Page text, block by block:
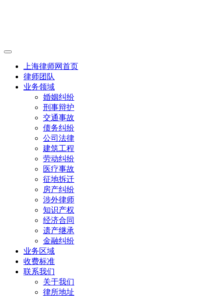
上海律师网首页
律师团队
业务领域
婚姻纠纷
刑事辩护
交通事故
债务纠纷
公司法律
建筑工程
劳动纠纷
医疗事故
征地拆迁
房产纠纷
涉外律师
知识产权
经济合同
遗产继承
金融纠纷
业务区域
收费标准
联系我们
关于我们
律所地址